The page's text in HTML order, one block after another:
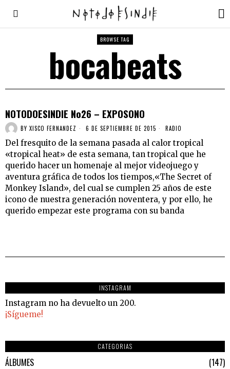
BROWSE TAG
bocabeats
NOTODOESINDIE No26 – EXPOSONO
BY XISCO FERNANDEZ 6 DE SEPTIEMBRE DE 2015 RADIO
Del fresquito de la semana pasada al calor tropical
«tropical heat» de esta semana, tan tropical que he
querido hacer un homenaje al mejor videojuego y
aventura gráfica de todos los tiempos,«The Secret of
Monkey Island», del cual se cumplen 25 años de este
icono de nuestra generación noventera, y por ello, he
querido empezar este programa con su banda
INSTAGRAM
Instagram no ha devuelto un 200.
¡Sígueme!
CATEGORIAS
ÁLBUMES
147